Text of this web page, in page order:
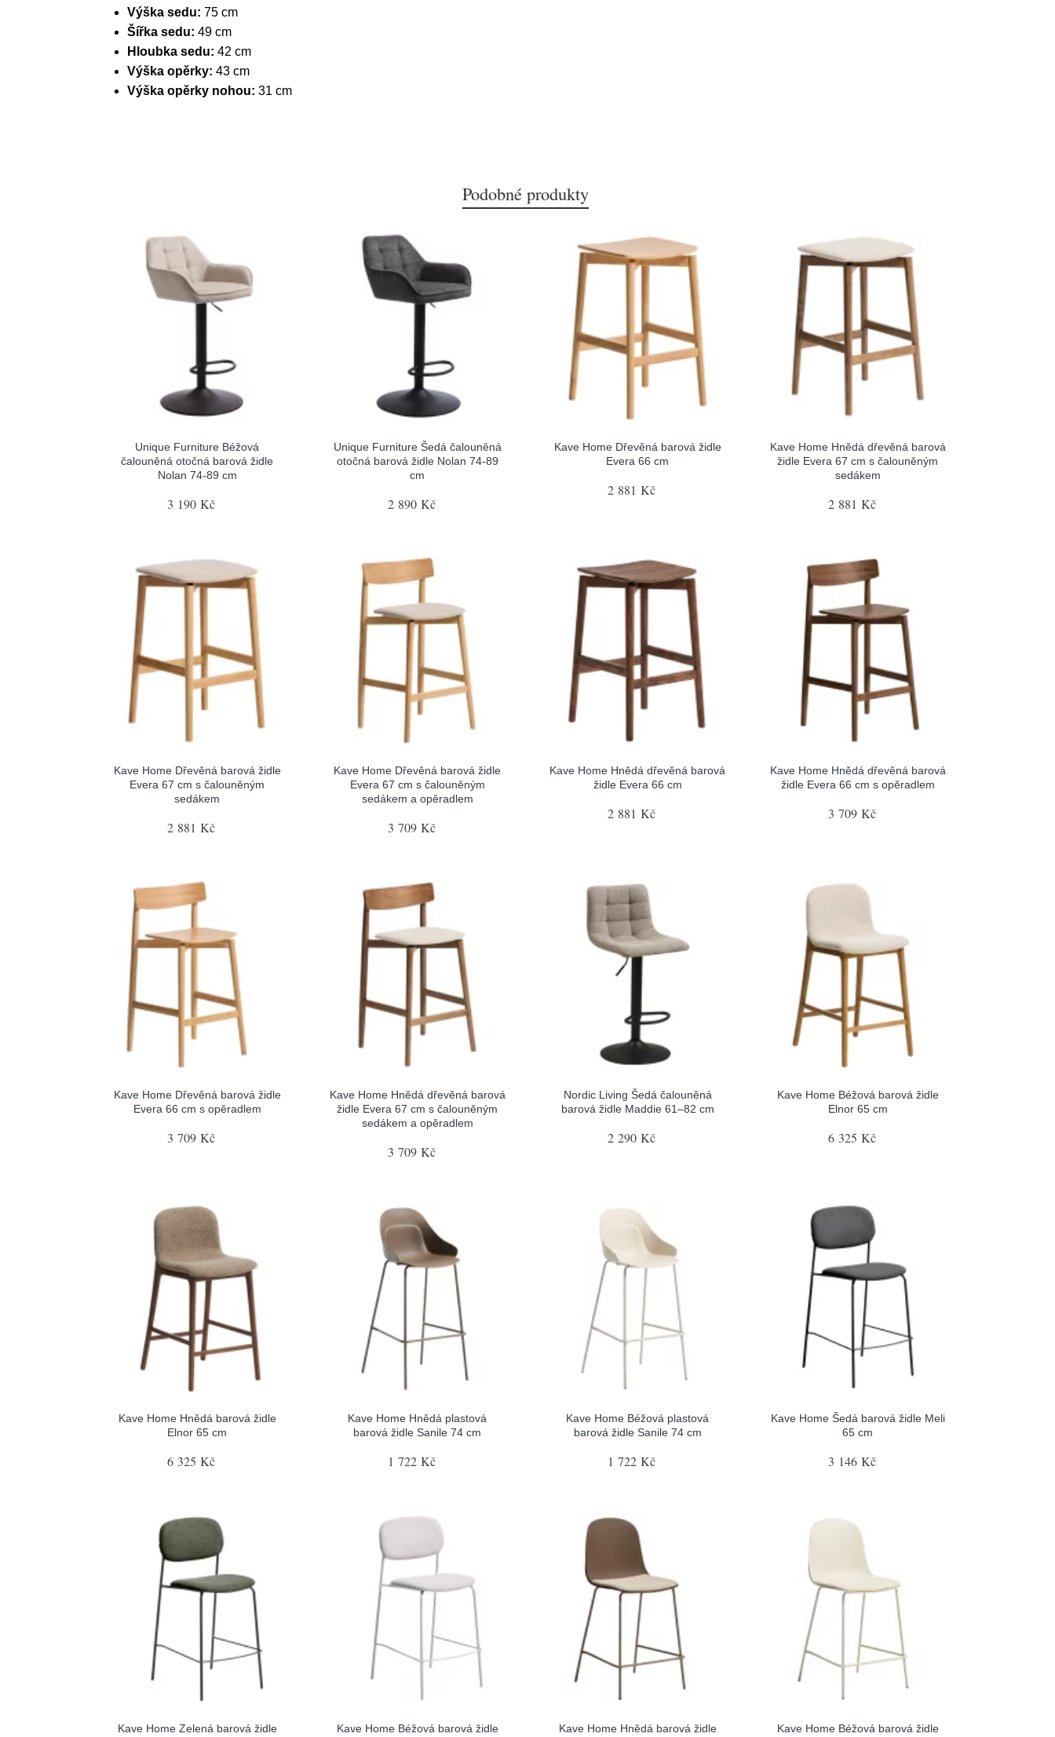
Výška sedu: 75 cm
Šířka sedu: 49 cm
Hloubka sedu: 42 cm
Výška opěrky: 43 cm
Výška opěrky nohou: 31 cm
Podobné produkty
Unique Furniture Béžová
čalouněná otočná barová židle
Nolan 74-89 cm
3 190 Kč
Unique Furniture Šedá čalouněná
otočná barová židle Nolan 74-89
cm
2 890 Kč
Kave Home Dřevěná barová židle
Evera 66 cm
2 881 Kč
Kave Home Hnědá dřevěná barová
židle Evera 67 cm s čalouněným
sedákem
2 881 Kč
Kave Home Dřevěná barová židle
Evera 67 cm s čalouněným
sedákem
2 881 Kč
Kave Home Dřevěná barová židle
Evera 67 cm s čalouněným
sedákem a opěradlem
3 709 Kč
Kave Home Hnědá dřevěná barová
židle Evera 66 cm
2 881 Kč
Kave Home Hnědá dřevěná barová
židle Evera 66 cm s opěradlem
3 709 Kč
Kave Home Dřevěná barová židle
Evera 66 cm s opěradlem
3 709 Kč
Kave Home Hnědá dřevěná barová
židle Evera 67 cm s čalouněným
sedákem a opěradlem
3 709 Kč
Nordic Living Šedá čalouněná
barová židle Maddie 61–82 cm
2 290 Kč
Kave Home Béžová barová židle
Elnor 65 cm
6 325 Kč
Kave Home Hnědá barová židle
Elnor 65 cm
6 325 Kč
Kave Home Hnědá plastová
barová židle Sanile 74 cm
1 722 Kč
Kave Home Béžová plastová
barová židle Sanile 74 cm
1 722 Kč
Kave Home Šedá barová židle Meli
65 cm
3 146 Kč
Kave Home Zelená barová židle
Kave Home Béžová barová židle
Kave Home Hnědá barová židle
Kave Home Béžová barová židle